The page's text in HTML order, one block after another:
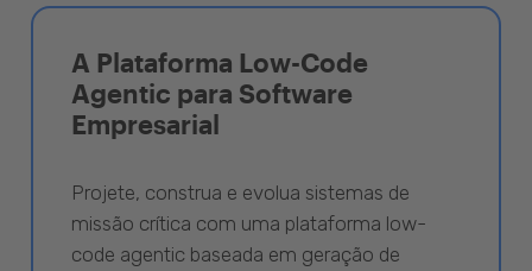
A Plataforma Low-Code
Agentic para Software
Empresarial
Projete, construa e evolua sistemas de
missão crítica com uma plataforma low-
code agentic baseada em geração de